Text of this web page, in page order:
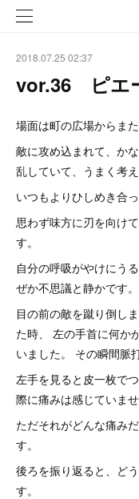
2018.07.25 02:37
vor.36 ピエ
場面は町の広場からま
敵に攻め込まれて、か
乱していて、うまく考え
いつもよりひしめき合
思わず味方に刃を向け
す。
自分の呼吸がやけにう
ぜか不思議と静かです。
目の前の敵を蹴り倒し
た時、 左の手首に何か
いました。 その瞬間脈
左手を見ると皮一枚で
際に痛みは感じていま
ただそれがどんな痛み
す。
後ろを振り返ると、ど
す。